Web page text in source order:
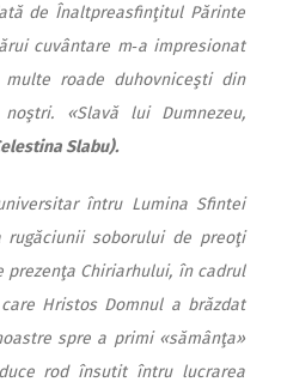
de Înaltpreasfinţitul Părinte
cuvântare m‑a impresionat
roade duhovniceşti din
«Slavă lui Dumnezeu,
Slabu).
întru Lumina Sfintei
rugăciunii soborului de preoţi
prezenţa Chiriarhului, în cadrul
Hristos Domnul a brăzdat
spre a primi «sămânţa»
rod însutit întru lucrarea